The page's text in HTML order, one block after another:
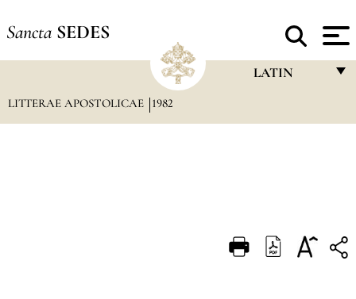
Sancta SEDES
LATIN
DEUTSCH
LITTERAE APOSTOLICAE 1982